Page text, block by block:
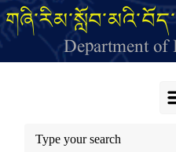
Department